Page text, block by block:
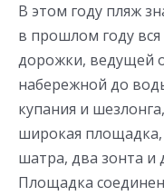
В этом году пляж
в прошлом году вся
дорожки, ведущей
набережной до
купания и
широкая площадка,
шатра, два зонта и
Площадка